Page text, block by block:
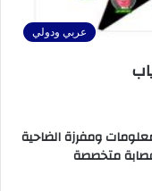
عربي ودولي
ومفرزة الضاحية
متخصصة